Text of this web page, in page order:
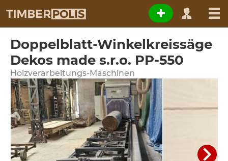
Doppelblatt-Winkelkreissäge
Dekos made s.r.o. PP-550
Holzverarbeitungs-Maschinen